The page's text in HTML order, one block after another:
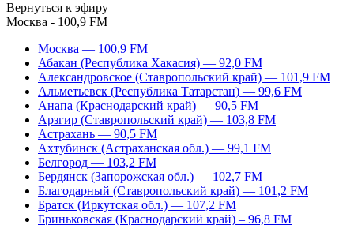
Вернуться к эфиру
Москва - 100,9 FM
Москва — 100,9 FM
Абакан (Республика Хакасия) — 92,0 FM
Александровское (Ставропольский край) — 101,9 FM
Альметьевск (Республика Татарстан) — 99,6 FM
Анапа (Краснодарский край) — 90,5 FM
Арзгир (Ставропольский край) — 103,8 FM
Астрахань — 90,5 FM
Ахтубинск (Астраханская обл.) — 99,1 FM
Белгород — 103,2 FM
Бердянск (Запорожская обл.) — 102,7 FM
Благодарный (Ставропольский край) — 101,2 FM
Братск (Иркутская обл.) — 107,2 FM
Бриньковская (Краснодарский край) – 96,8 FM